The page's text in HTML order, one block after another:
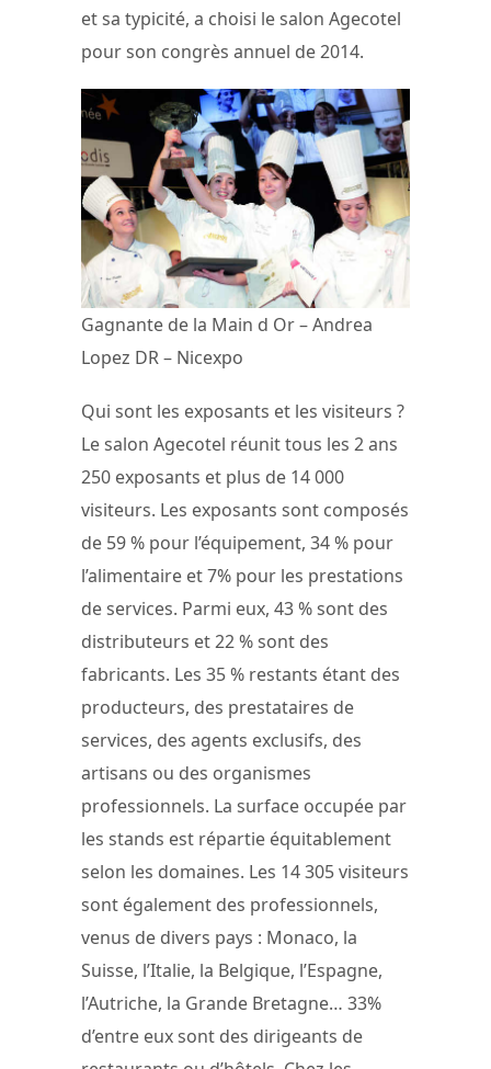
et sa typicité, a choisi le salon Agecotel
pour son congrès annuel de 2014.
Gagnante de la Main d Or – Andrea
Lopez DR – Nicexpo
Qui sont les exposants et les visiteurs ?
Le salon Agecotel réunit tous les 2 ans
250 exposants et plus de 14 000
visiteurs. Les exposants sont composés
de 59 % pour l’équipement, 34 % pour
l’alimentaire et 7% pour les prestations
de services. Parmi eux, 43 % sont des
distributeurs et 22 % sont des
fabricants. Les 35 % restants étant des
producteurs, des prestataires de
services, des agents exclusifs, des
artisans ou des organismes
professionnels. La surface occupée par
les stands est répartie équitablement
selon les domaines. Les 14 305 visiteurs
sont également des professionnels,
venus de divers pays : Monaco, la
Suisse, l’Italie, la Belgique, l’Espagne,
l’Autriche, la Grande Bretagne… 33%
d’entre eux sont des dirigeants de